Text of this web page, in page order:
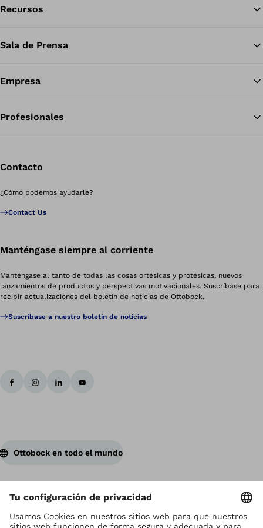
Recursos
Sala de Prensa
Empresa
Profesionales
Contacto
¿Cómo podemos ayudarle?
Contact Us
Manténgase siempre al corriente
Manténgase al tanto de todas las cosas ortésicas y protésicas, nuevos
lanzamientos de productos y perspectivas motivacionales. Suscríbase para
recibir actualizaciones del boletín de noticias de Ottobock.
Suscríbase a nuestro boletín de noticias
Ottobock en todo el mundo
Los derechos de autor son propiedad de Ottobock
Configuración de cookies